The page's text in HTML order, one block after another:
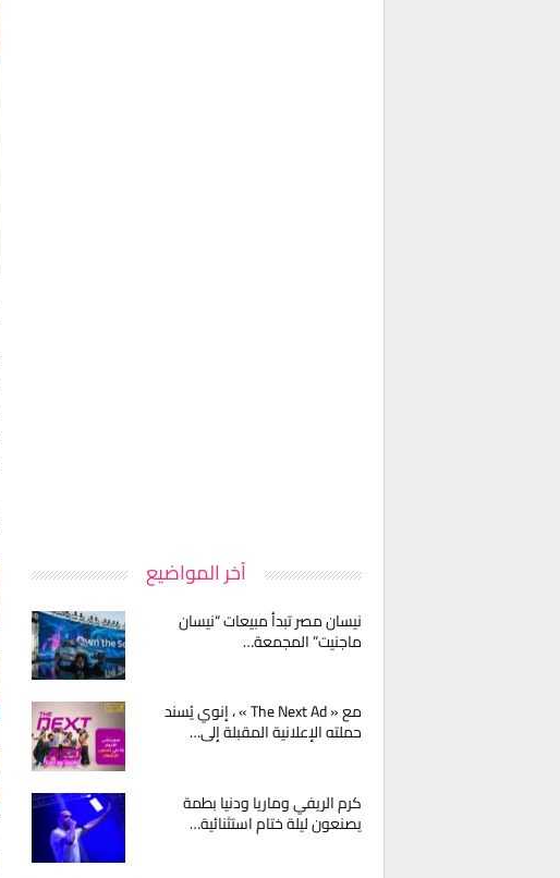
آخر المواضيع
نيسان مصر تبدأ مبيعات “نيسان
ماجنيت” المجمعة…
مع « The Next Ad » ، إنوي يُسند
حملته الإعلانية المقبلة إلى…
كرم الريفي وماريا ودنيا بطمة
يصنعون ليلة ختام استثنائية…